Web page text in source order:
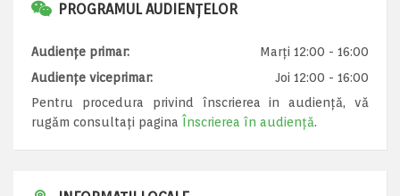
PROGRAMUL AUDIENȚELOR
Audiențe primar:
Marți 12:00 - 16:00
Audiențe viceprimar:
Joi 12:00 - 16:00
Pentru procedura privind înscrierea in audiență, vă
rugăm consultați pagina Înscrierea în audiență.